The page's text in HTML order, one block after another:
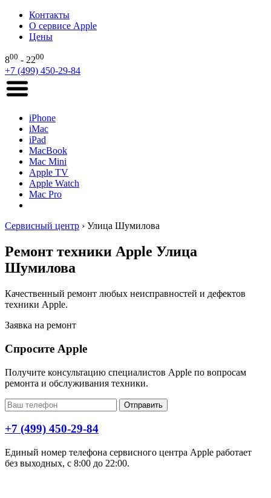
Контакты
О сервисе Apple
Цены
800 - 2200
+7 (499) 450-29-84
iPhone
iMac
iPad
MacBook
Mac Mini
Apple TV
Apple Watch
Mac Pro
Сервисный центр › Улица Шумилова
Ремонт техники Apple Улица
Шумилова
Качественный ремонт любых неисправностей и дефектов
техники Apple.
Заявка на ремонт
Спросите Apple
Получите консультацию специалистов Apple по вопросам
ремонта и обслуживания техники.
Отправить
+7 (499) 450-29-84
Единый номер телефона сервисного центра Apple работает
без выходных, с 8:00 до 22:00.